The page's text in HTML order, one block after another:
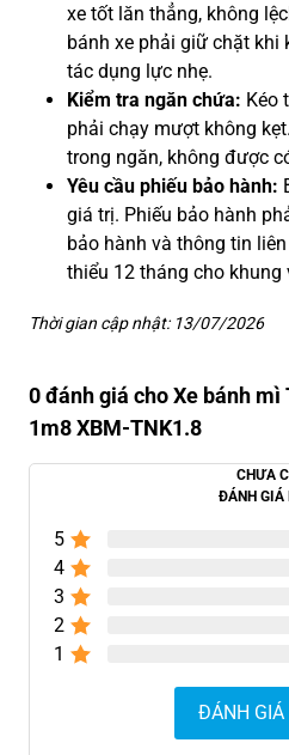
xe tốt lăn thẳng, không
bánh xe phải giữ chặt khi
tác dụng lực nhẹ.
Kiểm tra ngăn chứa: Kéo
phải chạy mượt không
trong ngăn, không được
Yêu cầu phiếu bảo hành:
giá trị. Phiếu bảo hành
bảo hành và thông tin
thiểu 12 tháng cho khung
Thời gian cập nhật: 13/07/2026
0 đánh giá cho Xe bánh
1m8 XBM-TNK1.8
CHƯA
ĐÁNH GIÁ
5
4
3
2
1
ĐÁNH GIÁ